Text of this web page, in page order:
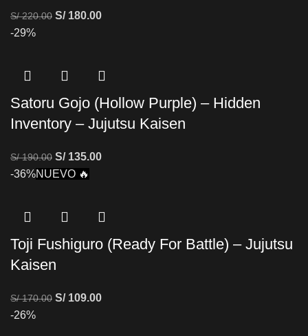
S/220.00 S/180.00
-29%
Satoru Gojo (Hollow Purple) – Hidden
Inventory – Jujutsu Kaisen
S/190.00 S/135.00
-36%NUEVO 🔥
Toji Fushiguro (Ready For Battle) – Jujutsu
Kaisen
S/170.00 S/109.00
-26%